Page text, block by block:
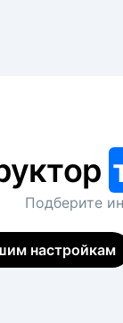
Подберите
настройкам